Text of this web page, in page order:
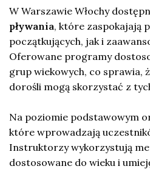
W Warszawie Włochy
pływania, które zaspokajają
początkujących, jak i
Oferowane programy
grup wiekowych, co sprawia,
dorośli mogą skorzystać z
Na poziomie podstawowym
które wprowadzają
Instruktorzy wykorzystują
dostosowane do wieku i